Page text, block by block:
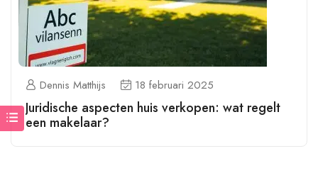
Dennis Matthijs 18 februari 2025
Juridische aspecten huis verkopen: wat regelt
een makelaar?